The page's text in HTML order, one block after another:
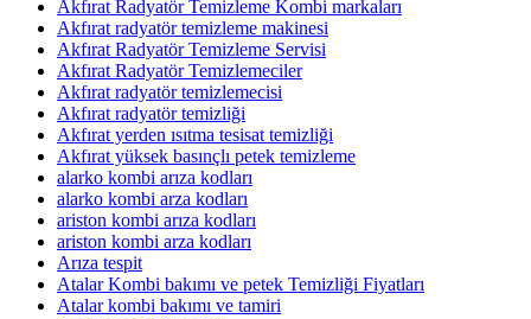
Akfırat Radyatör Temizleme Kombi markaları
Akfırat radyatör temizleme makinesi
Akfırat Radyatör Temizleme Servisi
Akfırat Radyatör Temizlemeciler
Akfırat radyatör temizlemecisi
Akfırat radyatör temizliği
Akfırat yerden ısıtma tesisat temizliği
Akfırat yüksek basınçlı petek temizleme
alarko kombi arıza kodları
alarko kombi arza kodları
ariston kombi arıza kodları
ariston kombi arza kodları
Arıza tespit
Atalar Kombi bakımı ve petek Temizliği Fiyatları
Atalar kombi bakımı ve tamiri